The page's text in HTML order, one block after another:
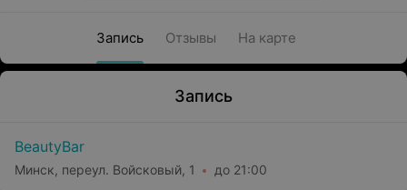
Запись Отзывы На карте
Запись
BeautyBar
Минск, переул. Войсковый, 1 до 21:00